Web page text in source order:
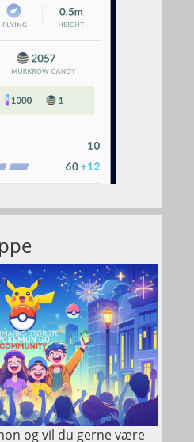
og vil du gerne være